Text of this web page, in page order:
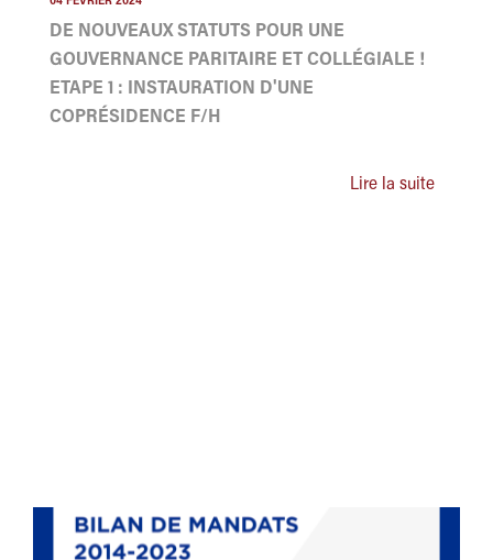
DE NOUVEAUX STATUTS POUR UNE
GOUVERNANCE PARITAIRE ET COLLÉGIALE !
ETAPE 1 : INSTAURATION D'UNE
COPRÉSIDENCE F/H
Lire la suite